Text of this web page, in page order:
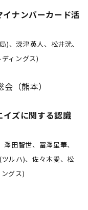
イナンバーカード活
)、深津英人、松井洸、
ィングス)
（熊本）
イズに関する認識
田智世、冨澤星華、
ルハ)、佐々木愛、松
グス)